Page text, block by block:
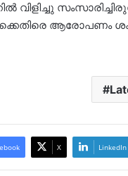
വിളിച്ചു
ആരോപണം
X LinkedIn